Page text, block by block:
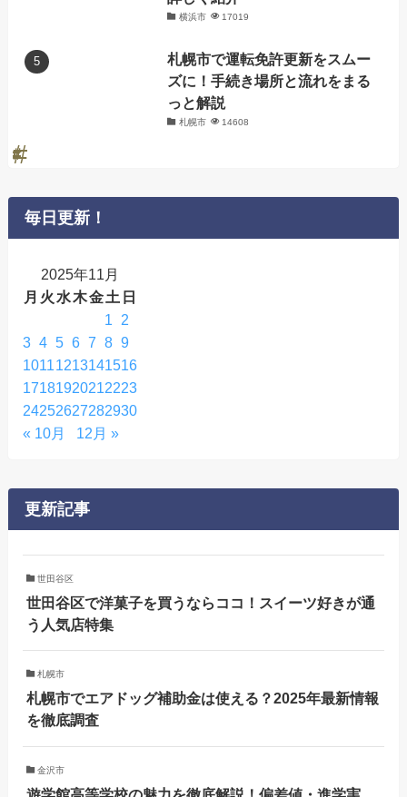
横浜市 17019
札幌市で運転免許更新をスムー
ズに！手続き場所と流れをまる
っと解説
札幌市 14608
毎日更新！
2025年11月
月 火 水木金土 日
1
2
3 4 5 6 7 8 9
10111213141516
17181920212223
24252627282930
« 10月
12月 »
更新記事
世田谷区
世田谷区で洋菓子を買うならココ！スイーツ好きが通
う人気店特集
札幌市
札幌市でエアドッグ補助金は使える？2025年最新情報
を徹底調査
金沢市